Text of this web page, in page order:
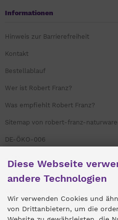
Informationen
Hinweis zur Barrierefreiheit
Kontakt
Bestellablauf
Wer ist Robert Franz?
Was empfiehlt Robert Franz?
Sitemap von robert-franz-
DE-ÖKO-006
Umweltengagement
Diese Webseite
andere Technologien
Wir verwenden Cookies und
von Drittanbietern, um die